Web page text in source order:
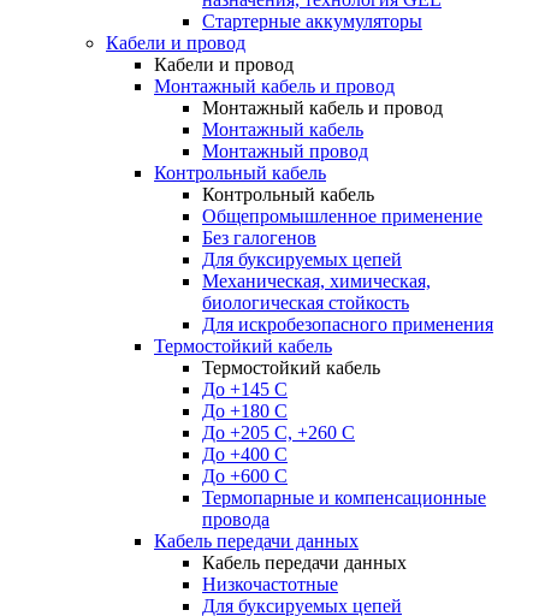
Стартерные аккумуляторы
Кабели и провод
Кабели и провод
Монтажный кабель и провод
Монтажный кабель и провод
Монтажный кабель
Монтажный провод
Контрольный кабель
Контрольный кабель
Общепромышленное применение
Без галогенов
Для буксируемых цепей
Механическая, химическая,
биологическая стойкость
Для искробезопасного применения
Термостойкий кабель
Термостойкий кабель
До +145 С
До +180 C
До +205 С, +260 С
До +400 C
До +600 С
Термопарные и компенсационные
провода
Кабель передачи данных
Кабель передачи данных
Низкочастотные
Для буксируемых цепей